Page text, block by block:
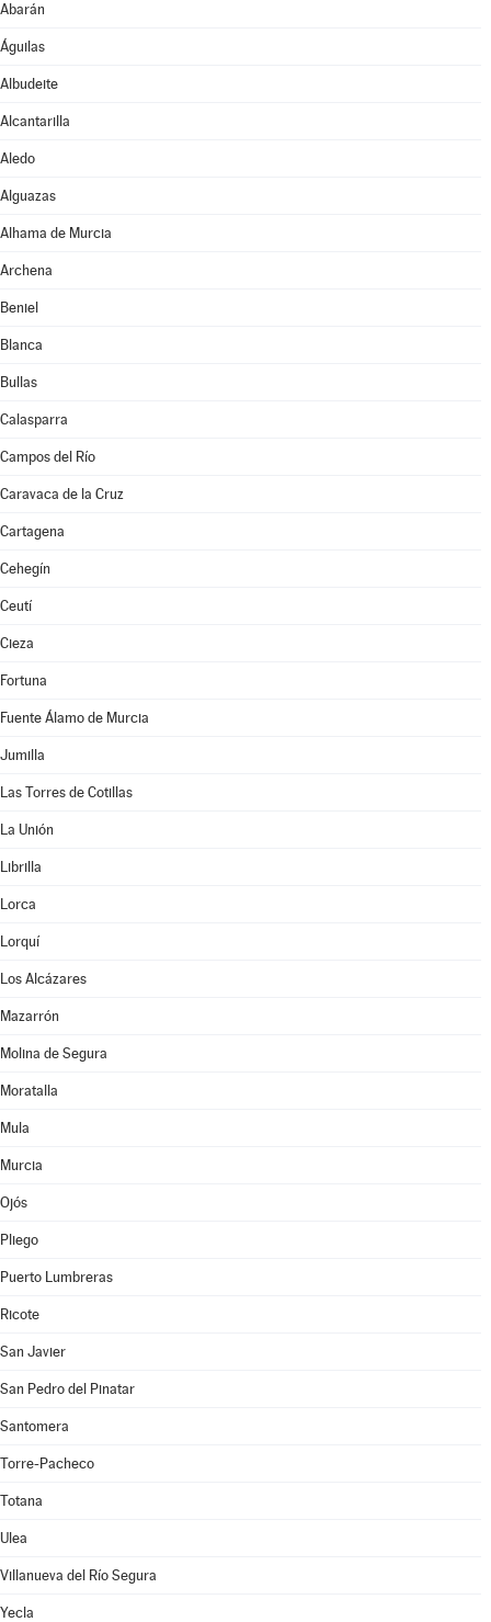
Abarán
Águilas
Albudeite
Alcantarilla
Aledo
Alguazas
Alhama de Murcia
Archena
Beniel
Blanca
Bullas
Calasparra
Campos del Río
Caravaca de la Cruz
Cartagena
Cehegín
Ceutí
Cieza
Fortuna
Fuente Álamo de Murcia
Jumilla
Las Torres de Cotillas
La Unión
Librilla
Lorca
Lorquí
Los Alcázares
Mazarrón
Molina de Segura
Moratalla
Mula
Murcia
Ojós
Pliego
Puerto Lumbreras
Ricote
San Javier
San Pedro del Pinatar
Santomera
Torre-Pacheco
Totana
Ulea
Villanueva del Río Segura
Yecla